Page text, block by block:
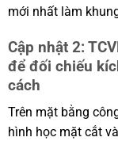
mới nhất làm
Cập nhật 2:
để đối chiếu
cách
Trên mặt bằng
hình học mặt cắt